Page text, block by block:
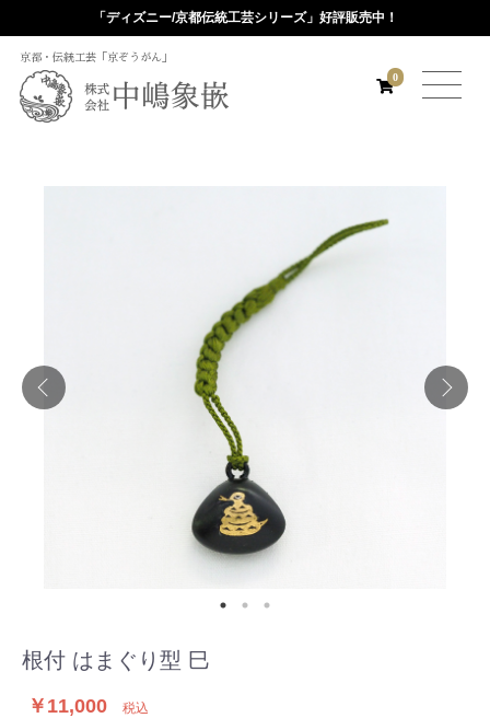
「ディズニー/京都伝統工芸シリーズ」好評販売中！
京都・伝統工芸「京ぞうがん」
0
根付 はまぐり型 巳
￥11,000 税込